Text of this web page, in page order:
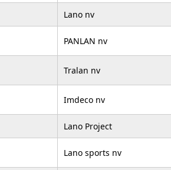
Lano nv
PANLAN nv
Tralan nv
Imdeco nv
Lano Project
Lano sports nv